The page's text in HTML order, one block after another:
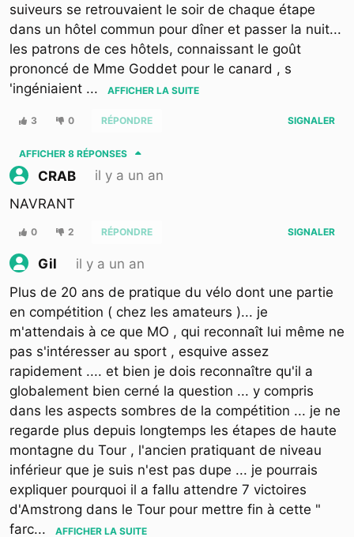
suiveurs se retrouvaient le soir de chaque étape
dans un hôtel commun pour dîner et passer la nuit...
les patrons de ces hôtels, connaissant le goût
prononcé de Mme Goddet pour le canard , s
'ingéniaient ... AFFICHER LA SUITE
3 0 RÉPONDRE SIGNALER
AFFICHER 8 RÉPONSES
CRAB
il y a un an
NAVRANT
0 2 RÉPONDRE SIGNALER
Gil
il y a un an
Plus de 20 ans de pratique du vélo dont une partie
en compétition ( chez les amateurs )... je
m'attendais à ce que MO , qui reconnaît lui même ne
pas s'intéresser au sport , esquive assez
rapidement .... et bien je dois reconnaître qu'il a
globalement bien cerné la question ... y compris
dans les aspects sombres de la compétition ... je ne
regarde plus depuis longtemps les étapes de haute
montagne du Tour , l'ancien pratiquant de niveau
inférieur que je suis n'est pas dupe ... je pourrais
expliquer pourquoi il a fallu attendre 7 victoires
d'Amstrong dans le Tour pour mettre fin à cette "
farc... AFFICHER LA SUITE